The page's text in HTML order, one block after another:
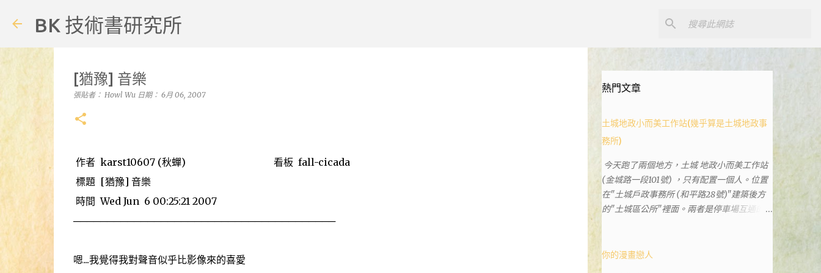
BK 技術書研究所
[猶豫] 音樂
張貼者： Howl Wu 日期： 6月 06, 2007
作者 karst10607 (秋蟬) 看板 fall-cicada
標題 [猶豫] 音樂
時間 Wed Jun 6 00:25:21 2007
───────────────────────────────────────
嗯...我覺得我對聲音似乎比影像來的喜愛
熱門文章
土城地政小而美工作站(幾乎算是土城地政事
務所)
今天跑了兩個地方，土城 地政小而美工作站
(金城路一段101號) ，只有配置一個人。位置
在"土城戶政事務所 (和平路28號)"建築後方
的"土城區公所"裡面。兩者是停車場互通的，
所等建築。所以都在一塊，但你可能會走錯大
樓。 Google評論上有不少跑錯的人，以為地
你的漫畫戀人